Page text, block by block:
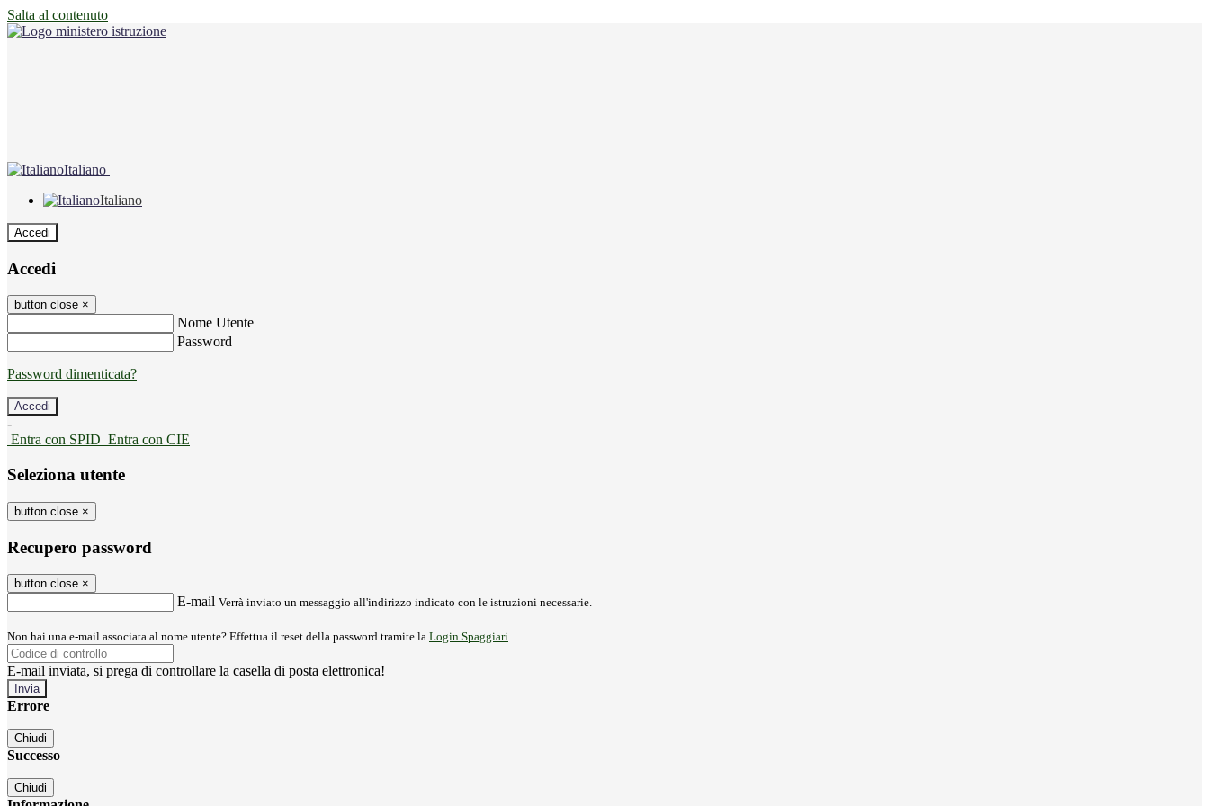
Salta al contenuto
Italiano
Italiano
Accedi
Accedi
button close ×
Nome Utente
Password
Password dimenticata?
-
Entra con SPID Entra con CIE
Seleziona utente
button close ×
Recupero password
button close ×
E-mail Verrà inviato un messaggio all'indirizzo indicato con le istruzioni necessarie.
Non hai una e-mail associata al nome utente? Effettua il reset della password tramite la Login Spaggiari
E-mail inviata, si prega di controllare la casella di posta elettronica!
Errore
Chiudi
Successo
Chiudi